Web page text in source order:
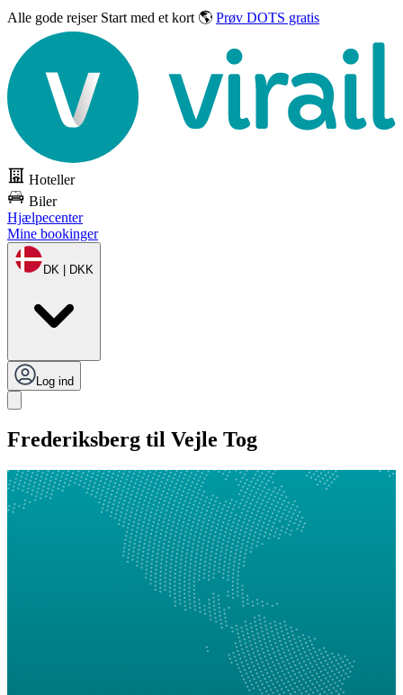
Alle gode rejser Start med et kort 🌎 Prøv DOTS gratis
Hoteller
Biler
Hjælpecenter
Mine bookinger
DK | DKK
Log ind
Frederiksberg til Vejle Tog